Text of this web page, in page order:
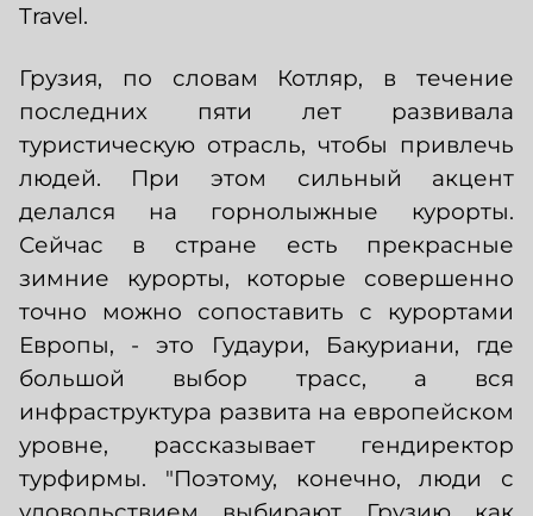
Travel.
Грузия, по словам Котляр, в течение
последних пяти лет развивала
туристическую отрасль, чтобы привлечь
людей. При этом сильный акцент
делался на горнолыжные курорты.
Сейчас в стране есть прекрасные
зимние курорты, которые совершенно
точно можно сопоставить с курортами
Европы, - это Гудаури, Бакуриани, где
большой выбор трасс, а вся
инфраструктура развита на европейском
уровне, рассказывает гендиректор
турфирмы. "Поэтому, конечно, люди с